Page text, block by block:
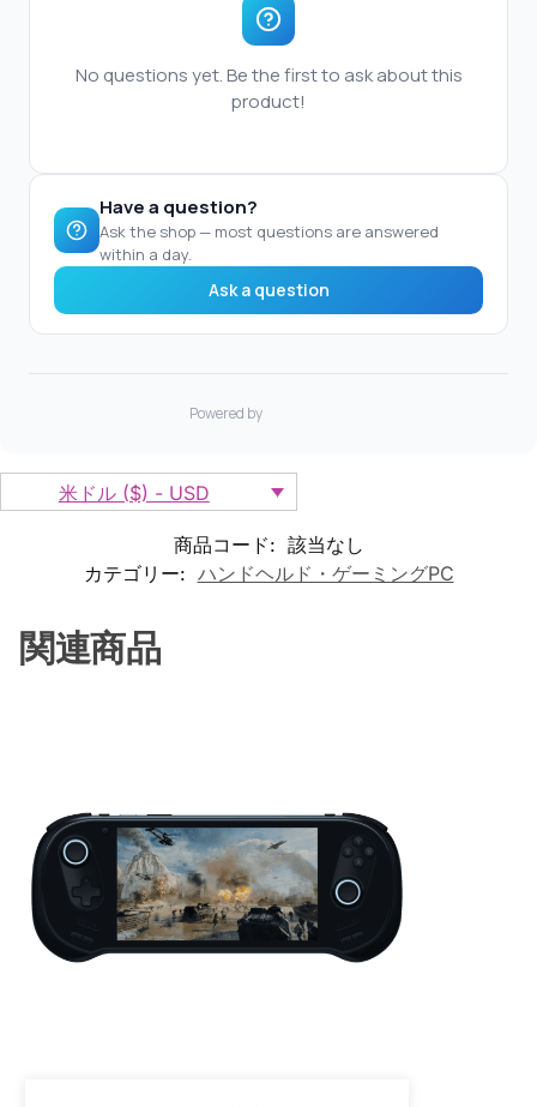
米ドル ($) - USD
商品コード: 該当なし
カテゴリー: ハンドヘルド・ゲーミングPC
関連商品